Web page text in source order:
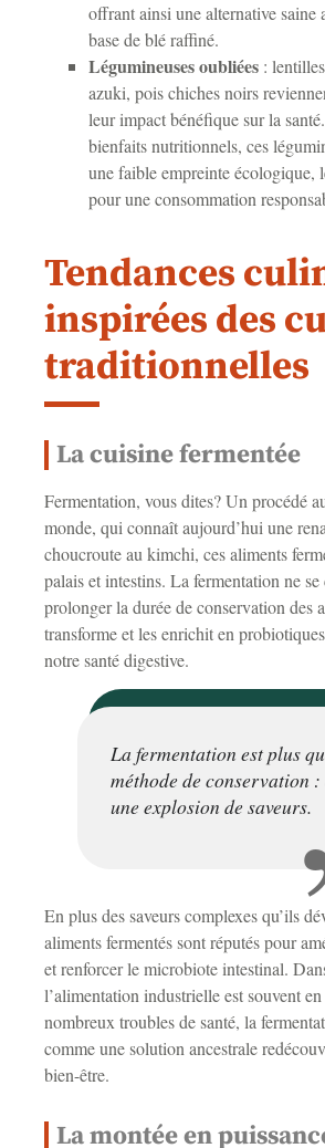
offrant ainsi une alternative saine
base de blé raffiné.
Légumineuses oubliées :
azuki, pois chiches noirs
leur impact bénéfique sur la
bienfaits nutritionnels, ces
une faible empreinte écologique,
pour une consommation
Tendances
inspirées des
traditionnelles
La cuisine fermentée
Fermentation, vous dites? Un procédé
monde, qui connaît aujourd’hui une
choucroute au kimchi, ces aliments
palais et intestins. La fermentation ne se
prolonger la durée de conservation des
transforme et les enrichit en
notre santé digestive.
La fermentation est plus
méthode de conservation :
une explosion de saveurs.
En plus des saveurs complexes qu’ils
aliments fermentés sont réputés pour
et renforcer le microbiote intestinal.
l’alimentation industrielle est souvent en
nombreux troubles de santé, la
comme une solution ancestrale
bien-être.
La montée en